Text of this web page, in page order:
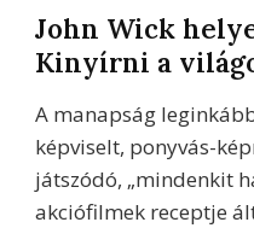
John Wick
Kinyírni a
A manapság
képviselt, ponyvás-
játszódó, „mindenkit
akciófilmek receptje